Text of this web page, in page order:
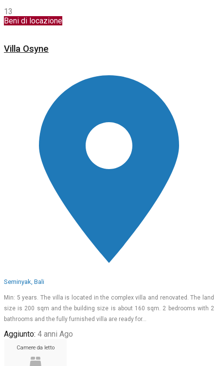
13
Beni di locazione
Villa Osyne
Seminyak, Bali
Min: 5 years. The villa is located in the complex villa and renovated. The land
size is 200 sqm and the building size is about 160 sqm. 2 bedrooms with 2
bathrooms and the fully furnished villa are ready for…
Aggiunto: 4 anni Ago
Camere da letto